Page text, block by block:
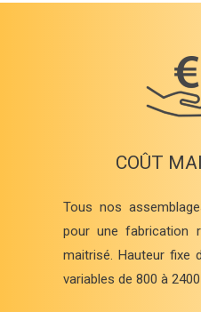
COÛT
Tous nos
pour une fabrication
maitrisé. Hauteur fixe
variables de 800 à